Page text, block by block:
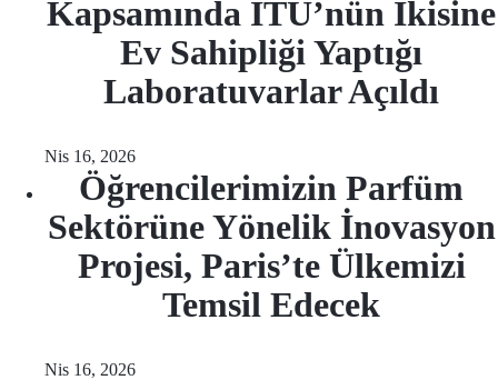
Kapsamında İTÜ’nün İkisine
Ev Sahipliği Yaptığı
Laboratuvarlar Açıldı
Nis 16, 2026
Öğrencilerimizin Parfüm
Sektörüne Yönelik İnovasyon
Projesi, Paris’te Ülkemizi
Temsil Edecek
Nis 16, 2026